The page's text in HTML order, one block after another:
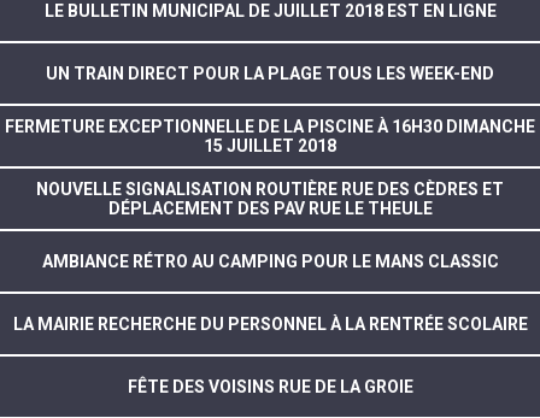
LE BULLETIN MUNICIPAL DE JUILLET 2018 EST EN LIGNE
UN TRAIN DIRECT POUR LA PLAGE TOUS LES WEEK-END
FERMETURE EXCEPTIONNELLE DE LA PISCINE À 16H30 DIMANCHE
15 JUILLET 2018
NOUVELLE SIGNALISATION ROUTIÈRE RUE DES CÈDRES ET
DÉPLACEMENT DES PAV RUE LE THEULE
AMBIANCE RÉTRO AU CAMPING POUR LE MANS CLASSIC
LA MAIRIE RECHERCHE DU PERSONNEL À LA RENTRÉE SCOLAIRE
FÊTE DES VOISINS RUE DE LA GROIE